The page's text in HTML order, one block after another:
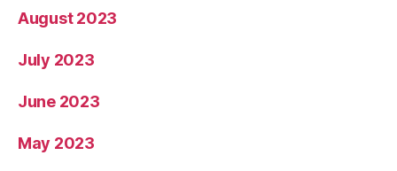
August 2023
July 2023
June 2023
May 2023